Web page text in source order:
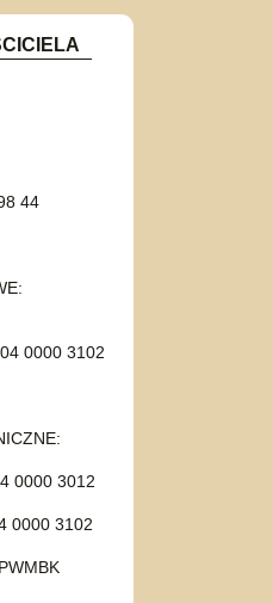
44
0000 3102
0000 3012
0000 3102